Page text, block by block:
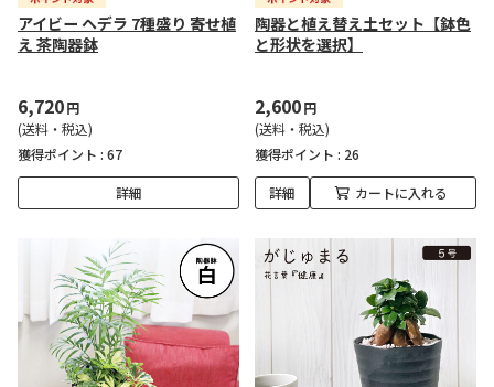
アイビー ヘデラ 7種盛り 寄せ植
え 茶陶器鉢
6,720円
(送料・税込)
獲得ポイント : 67
詳細
陶器と植え替え土セット【鉢色
と形状を選択】
2,600円
(送料・税込)
獲得ポイント : 26
詳細 カートに入れる